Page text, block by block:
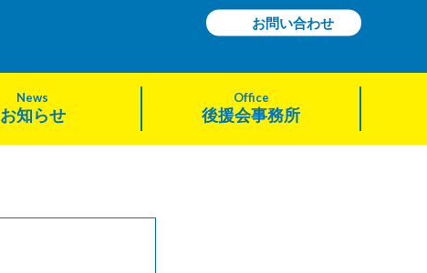
お問い合わせ
News
お知らせ
Office
後援会事務所